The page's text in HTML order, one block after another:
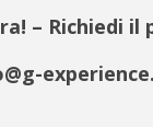
– Richiedi